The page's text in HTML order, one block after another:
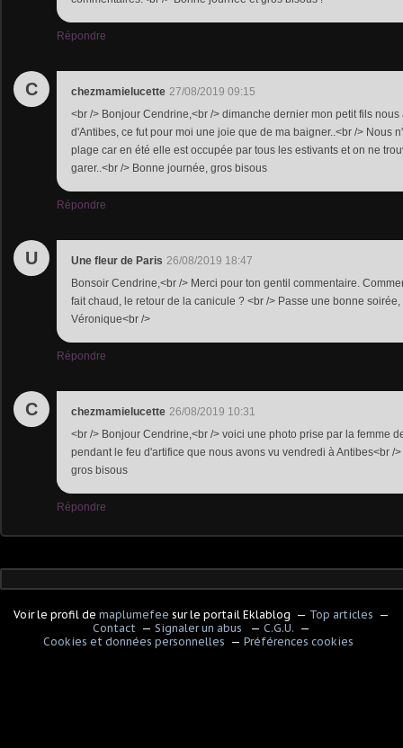
Répondre
C chezmamielucette 27/08/2019 09:15
<br /> Bonjour Cendrine,<br /> dimanche dernier mon petit fils
d'Antibes, ce fut pour moi une joie que de ma baigner..<br /> Nous
plage car en été elle est occupée par tous les estivants et on ne
garer..<br /> Bonne journée, gros bisous
Répondre
U Une fleur de Paris 26/08/2019 18:47
Bonsoir Cendrine,<br /> Merci pour ton gentil commentaire.
fait chaud, le retour de la canicule ? <br /> Passe une bonne
Véronique<br />
Répondre
C chezmamielucette 26/08/2019 10:31
<br /> Bonjour Cendrine,<br /> voici une photo prise par la femme
pendant le feu d'artifice que nous avons vu vendredi à Antibes<br /
gros bisous
Répondre
Voir le profil de maplumefee sur le portail Eklablog
Top articles
Contact
Signaler un abus
C.G.U.
Cookies et données personnelles
Préférences cookies